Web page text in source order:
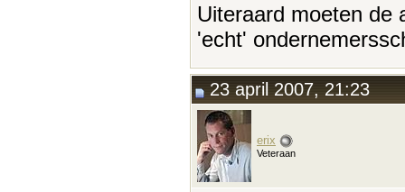
Uiteraard moeten de
'echt'
23 april 2007, 21:23
erix
Veteraan